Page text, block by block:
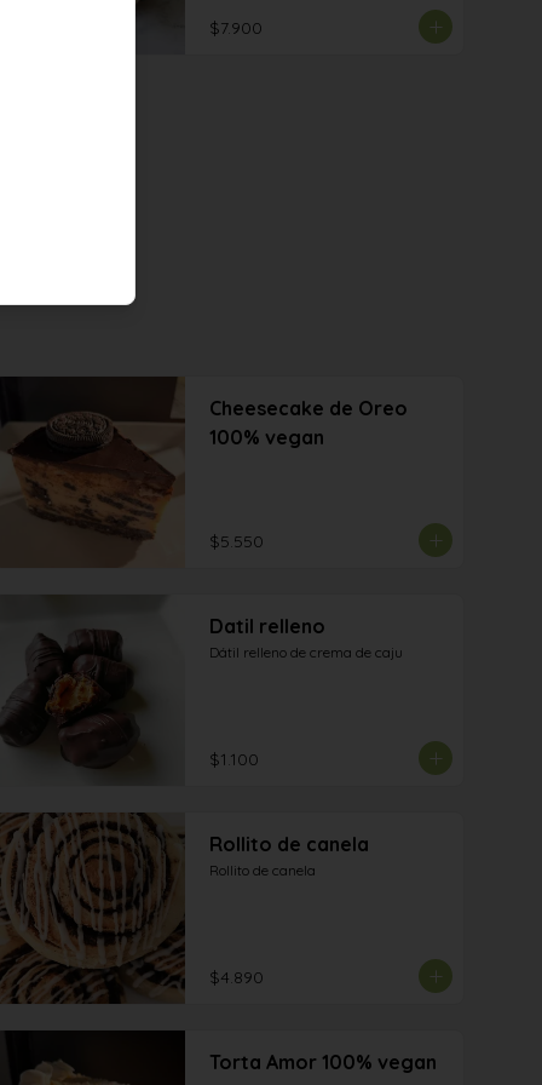
$7.900
Cheesecake de Oreo
100% vegan
$5.550
Datil relleno
Dátil relleno de crema de caju
$1.100
Rollito de canela
Rollito de canela
$4.890
Torta Amor 100% vegan